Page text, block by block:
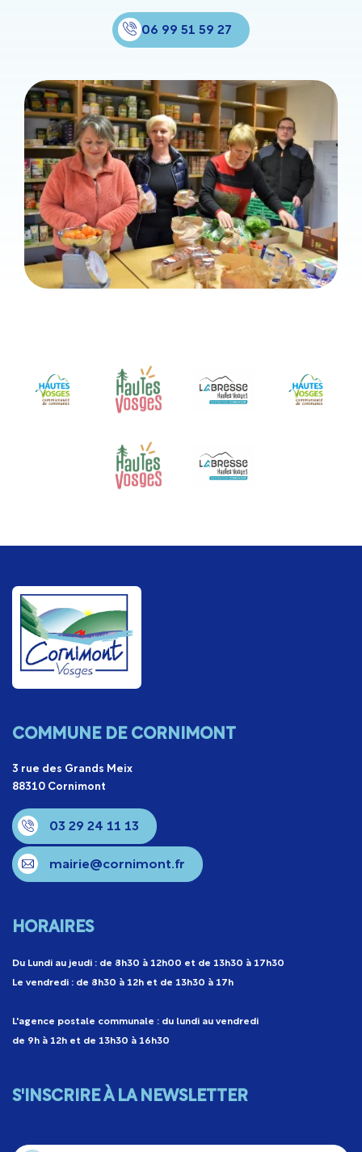
06 99 51 59 27
COMMUNE DE CORNIMONT
3 rue des Grands Meix
88310 Cornimont
03 29 24 11 13
mairie@cornimont.fr
HORAIRES
Du Lundi au jeudi : de 8h30 à 12h00 et de 13h30 à 17h30
Le vendredi : de 8h30 à 12h et de 13h30 à 17h
L'agence postale communale : du lundi au vendredi
de 9h à 12h et de 13h30 à 16h30
S'INSCRIRE À LA NEWSLETTER